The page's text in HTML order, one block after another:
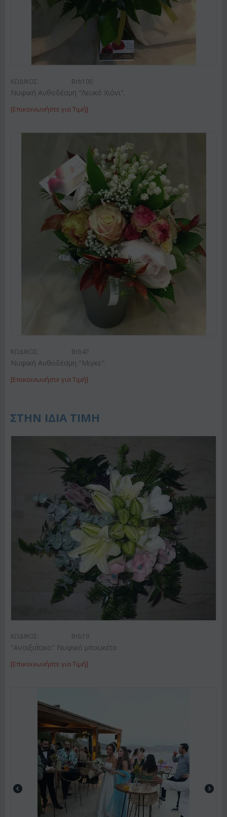
ΚΩΔΙΚΟΣ: Brb100
Νυφική Ανθοδέσμη "Λευκό Χιόνι".
[Επικοινωνήστε για Τιμή]
ΚΩΔΙΚΟΣ: Brb47
Νυφική Ανθοδέσμη "Μιγκε".
[Επικοινωνήστε για Τιμή]
ΣΤΗΝ ΙΔΙΑ ΤΙΜΗ
ΚΩΔΙΚΟΣ: Brb19
"Ανοιξιάτικο" Νυφικό μπουκέτο
[Επικοινωνήστε για Τιμή]